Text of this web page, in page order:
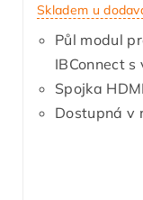
Skladem u
Půl modul
IBConnect s
Spojka
Dostupná v